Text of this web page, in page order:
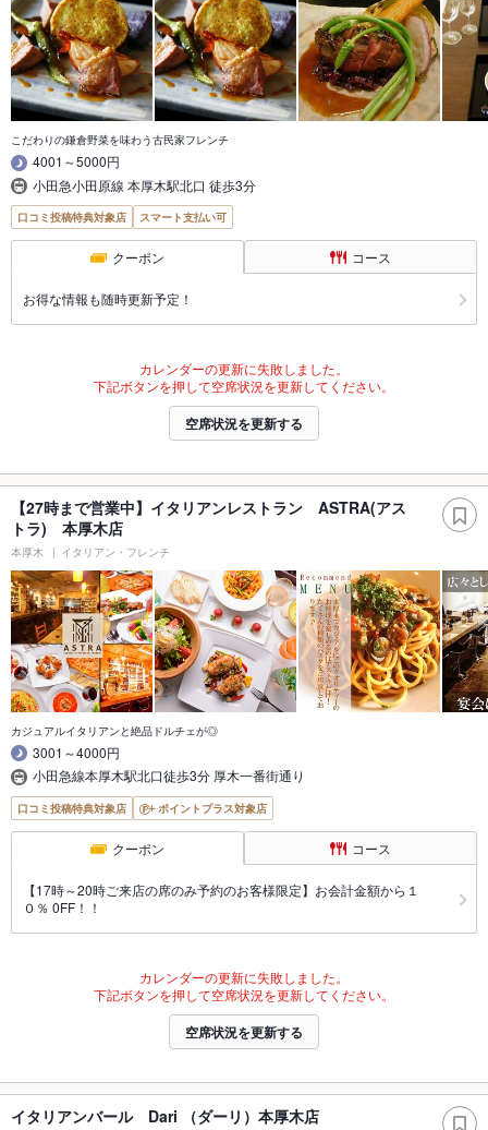
こだわりの鎌倉野菜を味わう古民家フレンチ
4001～5000円
小田急小田原線 本厚木駅北口 徒歩3分
口コミ投稿特典対象店 スマート支払い可
クーポン コース
お得な情報も随時更新予定！
カレンダーの更新に失敗しました。
下記ボタンを押して空席状況を更新してください。
空席状況を更新する
【27時まで営業中】イタリアンレストラン ASTRA(アス
トラ) 本厚木店
本厚木 イタリアン・フレンチ
カジュアルイタリアンと絶品ドルチェが◎
3001～4000円
小田急線本厚木駅北口徒歩3分 厚木一番街通り
口コミ投稿特典対象店 ポイントプラス対象店
クーポン コース
【17時～20時ご来店の席のみ予約のお客様限定】お会計金額から１
０％ 0FF！！
カレンダーの更新に失敗しました。
下記ボタンを押して空席状況を更新してください。
空席状況を更新する
イタリアンバール Dari （ダーリ）本厚木店